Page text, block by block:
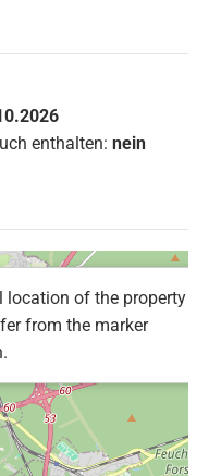
enthalten: nein
location of the property
from the marker